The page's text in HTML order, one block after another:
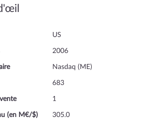
US
2006
Nasdaq (ME)
683
1
(en M€/$) 305.0